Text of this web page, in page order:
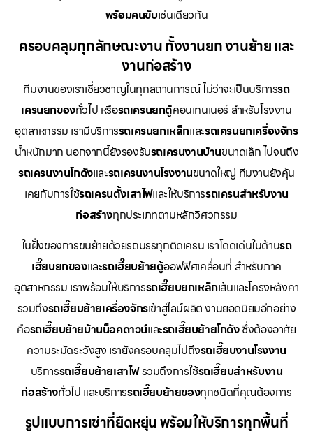
พร้อมคนขับเช่นเดียวกัน
ครอบคลุมทุกลักษณะงาน ทั้งงานยก งานย้าย และ
งานก่อสร้าง
ทีมงานของเราเชี่ยวชาญในทุกสถานการณ์ ไม่ว่าจะเป็นบริการรถ
เครนยกของทั่วไป หรือรถเครนยกตู้คอนเทนเนอร์ สำหรับโรงงาน
อุตสาหกรรม เรามีบริการรถเครนยกเหล็กและรถเครนยกเครื่องจักร
น้ำหนักมาก นอกจากนี้ยังรองรับรถเครนงานบ้านขนาดเล็ก ไปจนถึง
รถเครนงานโกดังและรถเครนงานโรงงานขนาดใหญ่ ทีมงานยังคุ้น
เคยกับการใช้รถเครนตั้งเสาไฟและให้บริการรถเครนสำหรับงาน
ก่อสร้างทุกประเภทตามหลักวิศวกรรม
ในฝั่งของการขนย้ายด้วยรถบรรทุกติดเครน เราโดดเด่นในด้านรถ
เฮี๊ยบยกของและรถเฮี๊ยบย้ายตู้ออฟฟิศเคลื่อนที่ สำหรับภาค
อุตสาหกรรม เราพร้อมให้บริการรถเฮี๊ยบยกเหล็กเส้นและโครงหลังคา
รวมถึงรถเฮี๊ยบย้ายเครื่องจักรเข้าสู่ไลน์ผลิต งานยอดนิยมอีกอย่าง
คือรถเฮี๊ยบย้ายบ้านน็อคดาวน์และรถเฮี๊ยบย้ายโกดังซึ่งต้องอาศัย
ความระมัดระวังสูง เรายังครอบคลุมไปถึงรถเฮี๊ยบงานโรงงาน
บริการรถเฮี๊ยบย้ายเสาไฟรวมถึงการใช้รถเฮี๊ยบสำหรับงาน
ก่อสร้างทั่วไป และบริการรถเฮี๊ยบย้ายของทุกชนิดที่คุณต้องการ
รูปแบบการเช่าที่ยืดหยุ่น พร้อมให้บริการทุกพื้นที่